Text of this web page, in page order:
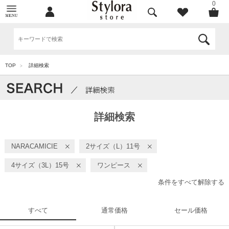
0
TOP > 詳細検索
詳細検索
NARACAMICIE 2サイズ（L）11号
4サイズ（3L）15号 ワンピース
条件をすべて解除する
すべて 通常価格 セール価格